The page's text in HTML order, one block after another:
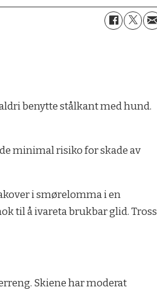
benytte stålkant med hund.
minimal risiko for skade av
i smørelomma i en
til å ivareta brukbar glid. Tross
Skiene har moderat